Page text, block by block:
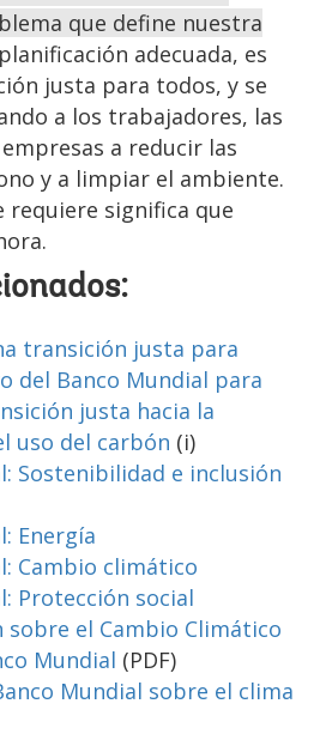
que define nuestra
adecuada, es
justa para todos, y se
a los trabajadores, las
a reducir las
y a limpiar el ambiente.
requiere significa que
transición justa para
del Banco Mundial para
justa hacia la
uso del carbón (i)
Sostenibilidad e inclusión
Energía
Cambio climático
Protección social
sobre el Cambio Climático
Mundial (PDF)
Mundial sobre el clima